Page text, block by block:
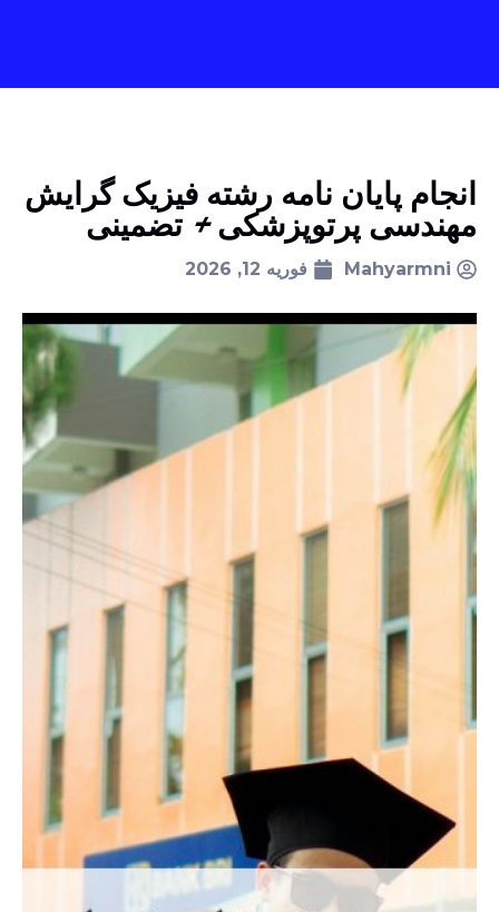
انجام پایان نامه رشته فیزیک گرایش
مهندسی پرتوپزشکی + تضمینی
Mahyarmni فوریه 12, 2026